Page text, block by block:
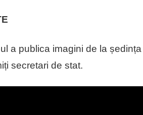
a publica imagini de la
secretari de stat.